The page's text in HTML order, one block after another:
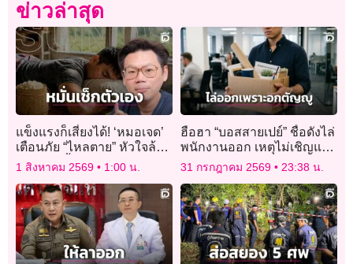
ข่าวล่าสุด
แข็งแรงก็เสี่ยงได้! ‘หมอเจด’
เตือนภัย “ไหลตาย” หัวใจล้ม
เหลวดึก มื้อใหญ่-แอลกอฮอล์
1 สิงหาคม 2569 1:00 น.
ฮือฮา “บอสสายเปย์” ชื่อดังไล่
พนักงานออก เหตุไม่เชิญแม่
มางานแต่งเพราะอายหน้าตา
31 กรกฎาคม 2569 23:38 น.